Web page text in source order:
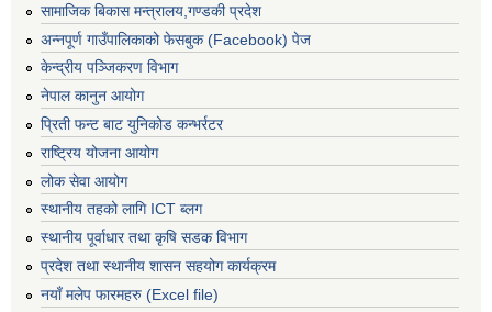
सामाजिक बिकास मन्त्रालय,गण्डकी प्रदेश
अन्नपूर्ण गाउँपालिकाको फेसबुक (Facebook) पेज
केन्द्रीय पञ्जिकरण विभाग
नेपाल कानुन आयोग
प्रिती फन्ट बाट युनिकोड कन्भर्रटर
राष्ट्रिय योजना आयोग
लोक सेवा आयोग
स्थानीय तहको लागि ICT ब्लग
स्थानीय पूर्वाधार तथा कृषि सडक विभाग
प्रदेश तथा स्थानीय शासन सहयोग कार्यक्रम
नयाँ मलेप फारमहरु (Excel file)